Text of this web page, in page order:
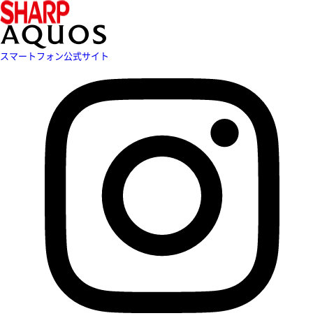
スマートフォン公式サイト